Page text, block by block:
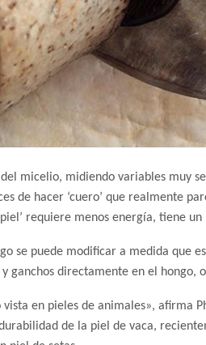
micelio, midiendo variables muy
de hacer ‘cuero’ que realmente
requiere menos energía, tiene
se puede modificar a medida que
ganchos directamente en el hongo,
en pieles de animales», afirma
de la piel de vaca,